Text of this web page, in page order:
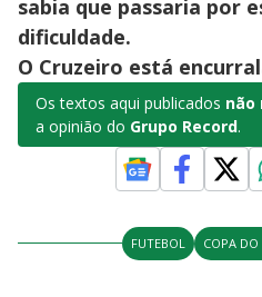
sabia que passaria por
dificuldade.
O Cruzeiro está
Os textos aqui publicados não
a opinião do Grupo Record.
FUTEBOL COPA